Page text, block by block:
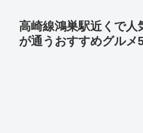
高崎線鴻巣駅近くで人
が通うおすすめグルメ5